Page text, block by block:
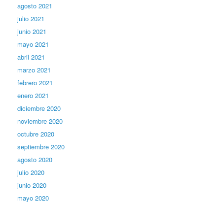
agosto 2021
julio 2021
junio 2021
mayo 2021
abril 2021
marzo 2021
febrero 2021
enero 2021
diciembre 2020
noviembre 2020
octubre 2020
septiembre 2020
agosto 2020
julio 2020
junio 2020
mayo 2020